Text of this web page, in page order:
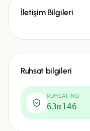
İletişim Bilgileri
Ruhsat bilgileri
RUHSAT NO
63m146